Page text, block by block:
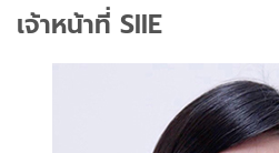
เจ้าหน้าที่ SIIE